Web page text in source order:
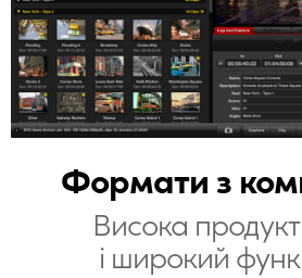
Формати з
Висока
і широкий